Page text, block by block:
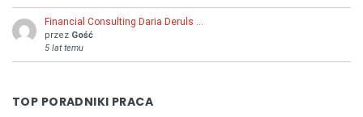
Financial Consulting Daria Deruls …
przez Gość
5 lat temu
TOP PORADNIKI PRACA